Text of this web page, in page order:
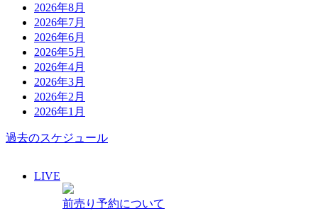
2026年8月
2026年7月
2026年6月
2026年5月
2026年4月
2026年3月
2026年2月
2026年1月
過去のスケジュール
LIVE
前売り予約について